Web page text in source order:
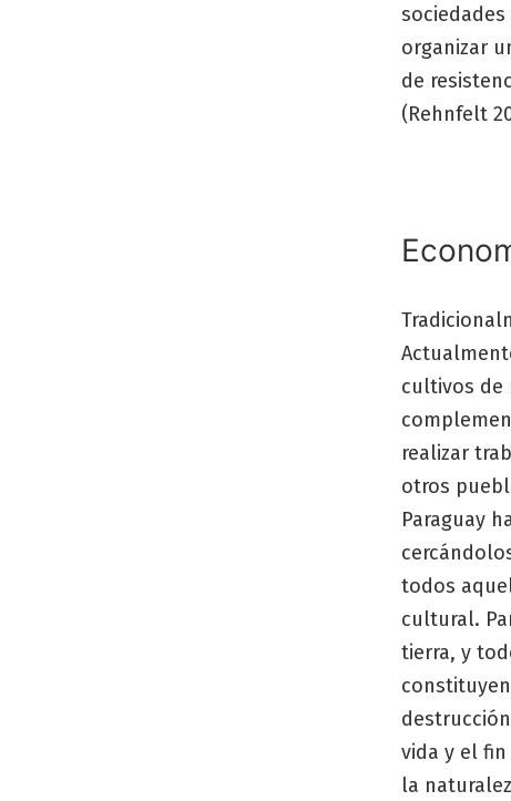
organizar
de
(Rehnfelt
cultivos de
realizar
otros
Paraguay
todos
cultural.
tierra, y
vida y el
la